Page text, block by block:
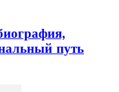
путь